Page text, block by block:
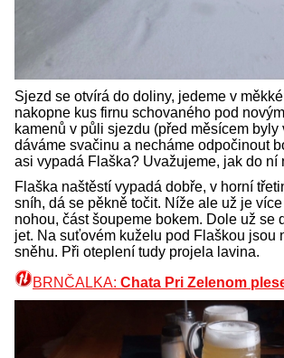
Sjezd se otvírá do doliny, jedeme v
nakopne kus firnu schovaného pod
kamenů v půli sjezdu (před měsícem byly
dáváme svačinu a necháme odpočinout
asi vypadá Flaška? Uvažujeme, jak do ní
Flaška naštěstí vypadá dobře, v horní
sníh, dá se pěkně točit. Níže ale už je
nohou, část šoupeme bokem. Dole už se
jet. Na suťovém kuželu pod Flaškou jsou
sněhu. Při oteplení tudy projela lavina.
BRNČALKA: Chata Pri Zelenom